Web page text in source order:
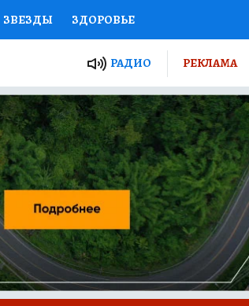
ЗВЕЗДЫ ЗДОРОВЬЕ
ПРОЕКТЫ РОССИИ
СЕКРЕТЫ ПУТЕВОДИТЕЛЬ
ЖЕЛЕЗА ТУРИЗМ
ГИД ПОТРЕБИТЕЛЯ ВСЕ О КП
РАДИО РЕКЛАМА